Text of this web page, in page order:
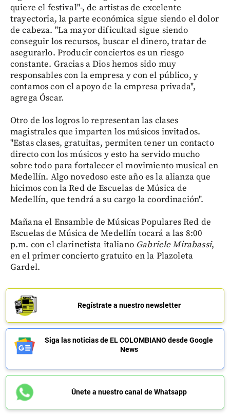
quiere el festival"-, de artistas de excelente
trayectoria, la parte económica sigue siendo el dolor
de cabeza. "La mayor dificultad sigue siendo
conseguir los recursos, buscar el dinero, tratar de
asegurarlo. Producir conciertos es un riesgo
constante. Gracias a Dios hemos sido muy
responsables con la empresa y con el público, y
contamos con el apoyo de la empresa privada",
agrega Óscar.
Otro de los logros lo representan las clases
magistrales que imparten los músicos invitados.
"Estas clases, gratuitas, permiten tener un contacto
directo con los músicos y esto ha servido mucho
sobre todo para fortalecer el movimiento musical en
Medellín. Algo novedoso este año es la alianza que
hicimos con la Red de Escuelas de Música de
Medellín, que tendrá a su cargo la coordinación".
Mañana el Ensamble de Músicas Populares Red de
Escuelas de Música de Medellín tocará a las 8:00
p.m. con el clarinetista italiano Gabriele Mirabassi,
en el primer concierto gratuito en la Plazoleta
Gardel.
Regístrate a nuestro newsletter
Siga las noticias de EL COLOMBIANO desde Google
News
Únete a nuestro canal de Whatsapp